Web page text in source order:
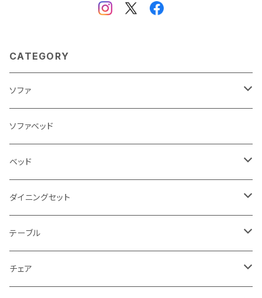
CATEGORY
ソファ
3人掛け
2.5人掛け
2人掛け
1人掛け
カウチソファ
ソファベッド
ベッド
シングルサイズ以下（フレームのみ）
セミダブルサイズ（フレームのみ）
ダブルサイズ（フレームのみ）
ダイニングセット
ダイニング3点セット以下
ダイニング4点セット
テーブル
センターテーブル
チェア